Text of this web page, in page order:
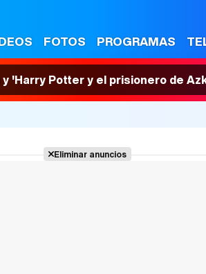
FOTOS PROGRAMAS
'Harry Potter y el prisionero de
Eliminar anuncios